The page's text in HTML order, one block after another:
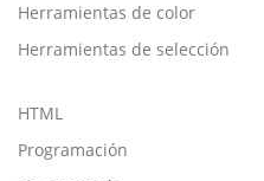
Herramientas de color
Herramientas de selección
HTML
Programación